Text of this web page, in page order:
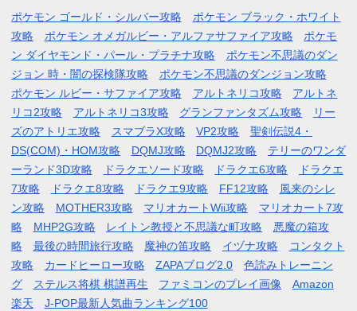
ポケモン ゴールド・シルバー攻略
ポケモン ブラック・ホワイト
攻略
ポケモン オメガルビー・アルファサファイア攻略
ポケモ
ン ダイヤモンド・パール・プラチナ攻略
ポケモン不思議のダン
ジョン 時・闇の探検隊攻略
ポケモン不思議のダンジョン攻略
ポケモン ルビー・サファイア攻略
アルトネリコ攻略
アルトネ
リコ2攻略
アルトネリコ3攻略 グランファンタズム攻略
リー
ズのアトリエ攻略
スマブラX攻略 VP2攻略
聖剣伝説4・
DS(COM)・HOM攻略
DQMJ攻略 DQMJ2攻略
テリーのワンダ
ーランド3D攻略
ドラクエソード攻略 ドラクエ6攻略
ドラクエ
7攻略
ドラクエ8攻略 ドラクエ9攻略 FF12攻略
風来のシレ
ン攻略
MOTHER3攻略 マリオカートWii攻略
マリオカート7攻
略
MHP2G攻略 レイトン教授と不思議な町攻略
悪魔の箱攻
略
最後の時間旅行攻略 魔神の笛攻略 イヅナ攻略
コンタクト
攻略
カードヒーロー攻略 ZAPAブログ2.0
色読みトレーニン
グ
ステルス将棋 棋譜再生 ファミコンのプレイ画像
Amazon
楽天
J-POP最新人気曲ランキング100